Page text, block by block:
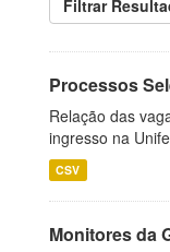
Filtrar
Processos
Relação das
ingresso na
CSV
Monitores da